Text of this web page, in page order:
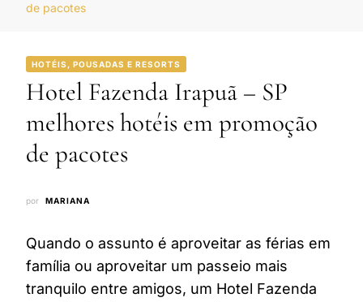
de pacotes
HOTÉIS, POUSADAS E RESORTS
Hotel Fazenda Irapuã – SP
melhores hotéis em promoção
de pacotes
por MARIANA
Quando o assunto é aproveitar as férias em
família ou aproveitar um passeio mais
tranquilo entre amigos, um Hotel Fazenda